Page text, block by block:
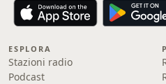
ESPLORA
Stazioni radio
Podcast